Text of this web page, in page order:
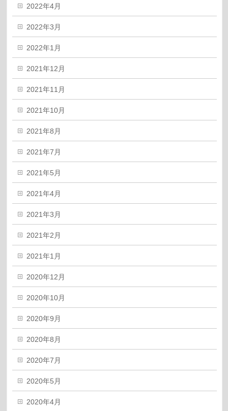
2022年4月
2022年3月
2022年1月
2021年12月
2021年11月
2021年10月
2021年8月
2021年7月
2021年5月
2021年4月
2021年3月
2021年2月
2021年1月
2020年12月
2020年10月
2020年9月
2020年8月
2020年7月
2020年5月
2020年4月